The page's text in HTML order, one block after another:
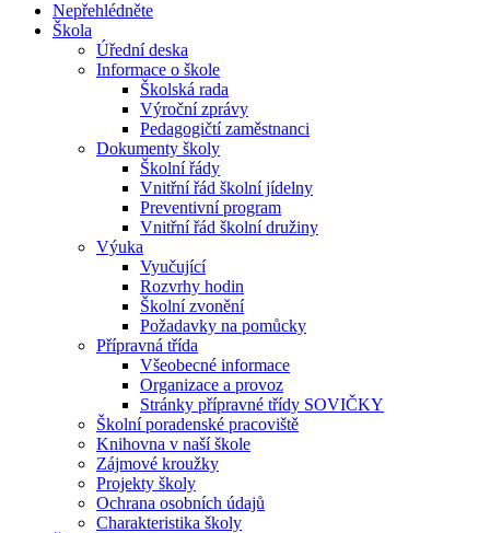
Nepřehlédněte
Škola
Úřední deska
Informace o škole
Školská rada
Výroční zprávy
Pedagogičtí zaměstnanci
Dokumenty školy
Školní řády
Vnitřní řád školní jídelny
Preventivní program
Vnitřní řád školní družiny
Výuka
Vyučující
Rozvrhy hodin
Školní zvonění
Požadavky na pomůcky
Přípravná třída
Všeobecné informace
Organizace a provoz
Stránky přípravné třídy SOVIČKY
Školní poradenské pracoviště
Knihovna v naší škole
Zájmové kroužky
Projekty školy
Ochrana osobních údajů
Charakteristika školy